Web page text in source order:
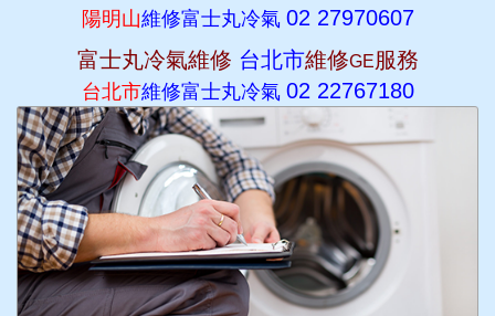
陽明山維修富士丸冷氣 02 27970607
富士丸冷氣維修 台北市維修GE服務
台北市維修富士丸冷氣 02 22767180